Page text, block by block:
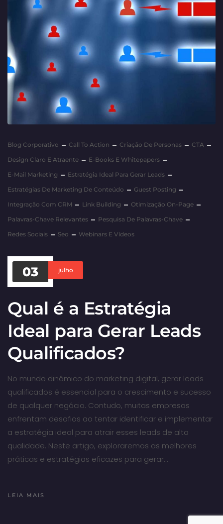
Blog Corporativo Call To Action Criação De Personas
CTA
Design Claro E Atraente
E-Books E Whitepapers
E-Mail Marketing
Estratégia Ideal Para Gerar Leads
Estratégias De Marketing De Conteúdo
Guest Posting
Integração Com CRM
Link Building
Otimização On-Page
Palavras-Chave Relevantes
Pesquisa De Palavras-Chave
Redes Sociais
Seo Webinars E Vídeos
03 julho
Qual é a Estratégia
Ideal para Gerar Leads
Qualificados?
No mundo dinâmico do marketing digital, gerar leads
qualificados é essencial para o crescimento e sucesso
de qualquer negócio. Contudo, muitas empresas
enfrentam desafios ao tentar identificar e implementar
a estratégia ideal para atrair esses leads de alta
qualidade. Neste artigo, exploraremos as melhores
práticas e estratégias eficazes para gerar…
LEIA MAIS